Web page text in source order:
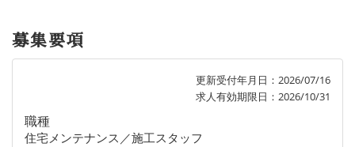
募集要項
更新受付年月日：2026/07/16
求人有効期限日：2026/10/31
職種
住宅メンテナンス／施工スタッフ